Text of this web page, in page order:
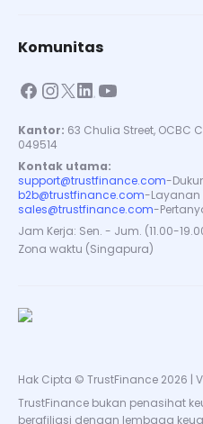
Komunitas
Kantor: 63 Chulia Street, OCBC
049514
Kontak utama:
support@trustfinance.com-
b2b@trustfinance.com-
sales@trustfinance.com-
Jam Kerja: Sen. - Jum. (11.00-
Zona waktu (Singapura)
Hak Cipta © TrustFinance 2026 |
TrustFinance bukan penasihat
berafiliasi dengan lembaga